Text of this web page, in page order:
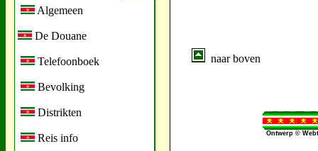
Algemeen
De Douane
Telefoonboek
Bevolking
Distrikten
Reis info
naar boven
Ontwerp ©